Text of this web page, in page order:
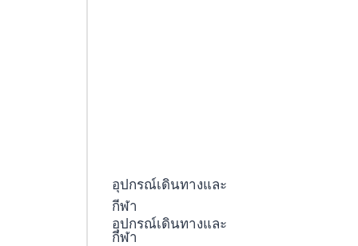
อุปกรณ์เดินทางและ
กีฬา
อุปกรณ์เดินทางและ
กีฬา